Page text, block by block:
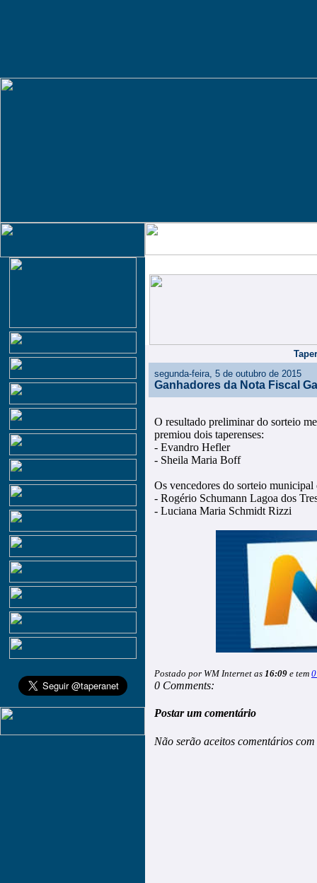
segunda-feira, 5 de outubro de 2015
Ganhadores da Nota Fiscal
O resultado preliminar do sorteio
premiou dois taperenses:
- Evandro Hefler
- Sheila Maria Boff
Os vencedores do sorteio
- Rogério Schumann Lagoa dos
- Luciana Maria Schmidt Rizzi
Postado por WM Internet as 16:09 e tem
0 Comments:
Postar um comentário
Não serão aceitos comentários